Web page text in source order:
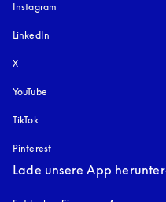
Instagram
LinkedIn
X
YouTube
TikTok
Pinterest
Lade unsere App herunter